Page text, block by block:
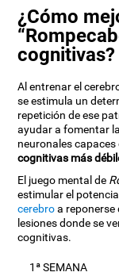
¿Cómo
cognitivas?
Al entrenar el
se estimula un
repetición de ese
ayudar a fomentar
neuronales
cognitivas más
El juego mental de
estimular el
cerebroa
lesiones donde se
cognitivas.
1ª SEMANA